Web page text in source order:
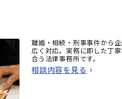
離婚・相続・刑事事件から
広く対応。実務に即した丁
合う法律事務所です。
相談内容を見る